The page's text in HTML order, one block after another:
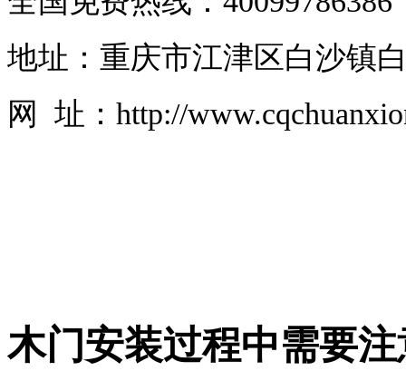
地址：重庆市江津区白沙镇
网 址：http://
木门安装过程中需要